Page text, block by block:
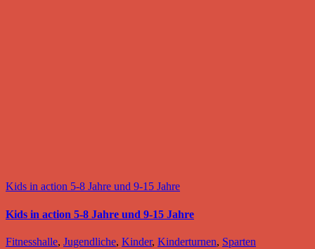
Kids in action 5-8 Jahre und 9-15 Jahre
Kids in action 5-8 Jahre und 9-15 Jahre
Fitnesshalle, Jugendliche, Kinder, Kinderturnen, Sparten